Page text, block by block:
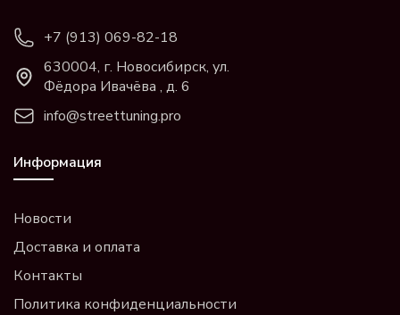
+7 (913) 069-82-18
630004, г. Новосибирск, ул.
Фёдора Ивачёва , д. 6
info@streettuning.pro
Информация
Новости
Доставка и оплата
Контакты
Политика конфиденциальности